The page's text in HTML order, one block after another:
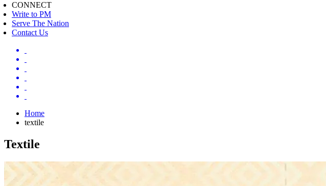
CONNECT
Write to PM
Serve The Nation
Contact Us
Home
textile
Textile